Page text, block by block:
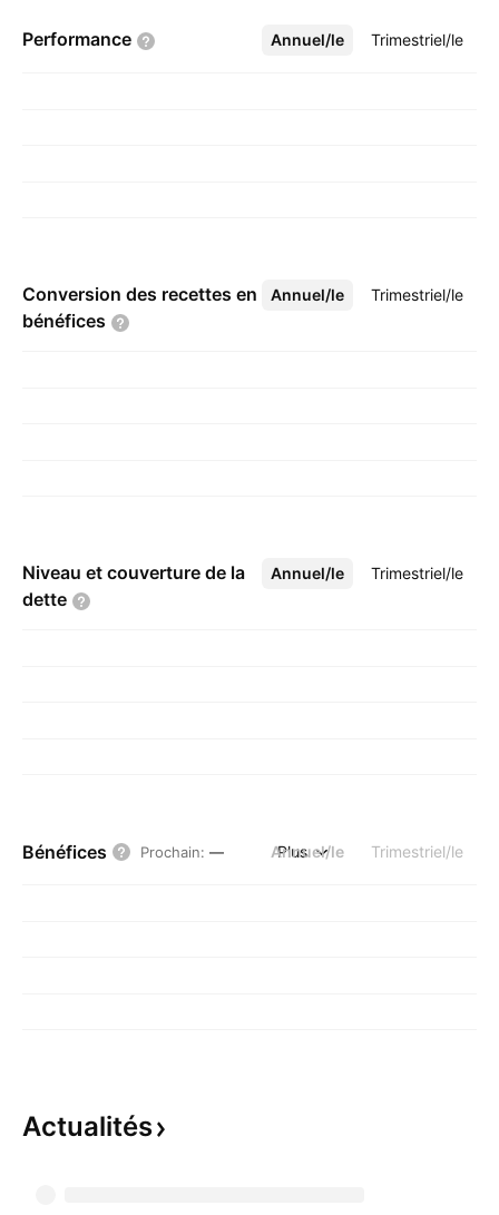
Performance Annuel/le Trimestriel/le
Plus
Conversion des recettes en
bénéfices
Annuel/le Trimestriel/le
Plus
Niveau et couverture de la
dette
Annuel/le Trimestriel/le
Plus
Bénéfices Prochain: — Annuel/le Trimestriel/le
Plus
Actualités